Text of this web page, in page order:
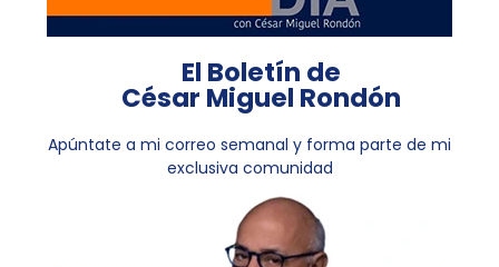
El Boletín de
César Miguel Rondón
Apúntate a mi correo semanal y forma parte de mi
exclusiva comunidad